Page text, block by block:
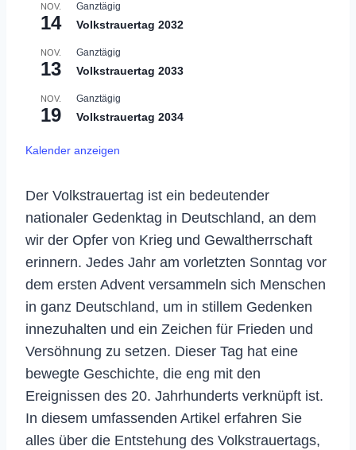
NOV.
14
Ganztägig
Volkstrauertag 2032
NOV.
13
Ganztägig
Volkstrauertag 2033
NOV.
19
Ganztägig
Volkstrauertag 2034
Kalender anzeigen
Der Volkstrauertag ist ein bedeutender
nationaler Gedenktag in Deutschland, an dem
wir der Opfer von Krieg und Gewaltherrschaft
erinnern. Jedes Jahr am vorletzten Sonntag vor
dem ersten Advent versammeln sich Menschen
in ganz Deutschland, um in stillem Gedenken
innezuhalten und ein Zeichen für Frieden und
Versöhnung zu setzen. Dieser Tag hat eine
bewegte Geschichte, die eng mit den
Ereignissen des 20. Jahrhunderts verknüpft ist.
In diesem umfassenden Artikel erfahren Sie
alles über die Entstehung des Volkstrauertags,